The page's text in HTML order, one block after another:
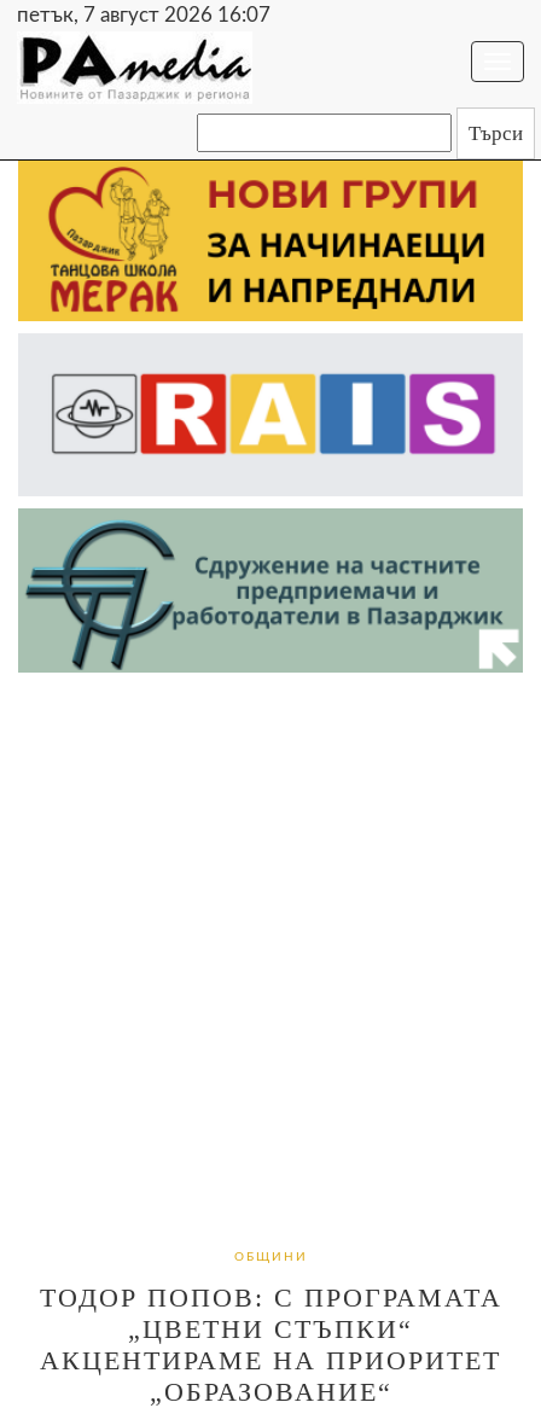
петък, 7 август 2026 16:07
ОБЩИНИ
ТОДОР ПОПОВ: С ПРОГРАМАТА
„ЦВЕТНИ СТЪПКИ“
АКЦЕНТИРАМЕ НА ПРИОРИТЕТ
„ОБРАЗОВАНИЕ“